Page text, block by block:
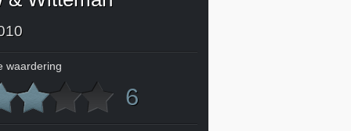
waardering
6